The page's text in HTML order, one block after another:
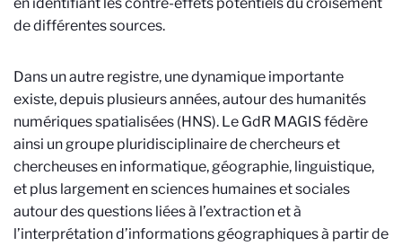
de différentes sources.
Dans un autre registre, une dynamique importante
existe, depuis plusieurs années, autour des humanités
numériques spatialisées (HNS). Le GdR MAGIS fédère
ainsi un groupe pluridisciplinaire de chercheurs et
chercheuses en informatique, géographie, linguistique,
et plus largement en sciences humaines et sociales
autour des questions liées à l’extraction et à
l’interprétation d’informations géographiques à partir de